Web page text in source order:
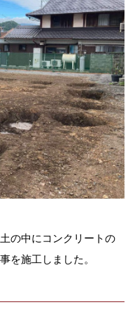
の中にコンクリートの
を施工しました。